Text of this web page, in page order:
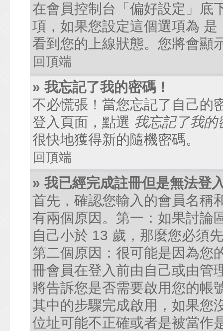
在會員控制台「偏好設定」底
項，如果您設定這個選項為 是
看到您的上線狀態。您將會顯
回頂端
» 我忘記了我的密碼！
不必慌張！當您忘記了自己的
登入頁面，點選 我忘記了我的
很快地獲得新的隨機密碼。
回頂端
» 我已經完成註冊但是無法登
首先，確認您輸入的會員名稱
有兩個原因。第一：如果討論
自己小於 13 歲，那麼您必須
第二個原因：很可能是因為您
冊會員在登入前由自己或由管
將告訴您是否需要啟用您的帳
其中的步驟完成啟用，如果您
位址可能不正確或者是被當作